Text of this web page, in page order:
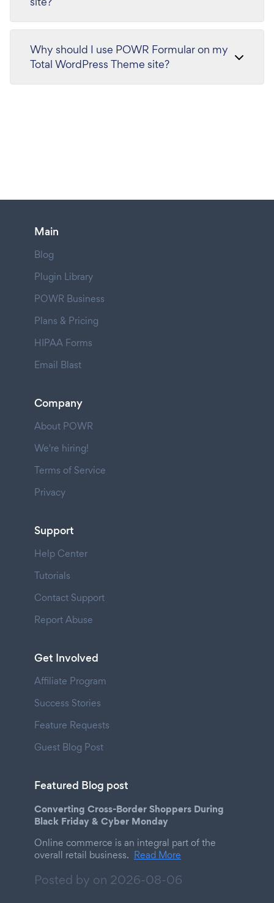
Why should I use POWR Formular on my
Total WordPress Theme site?
Main
Blog
Plugin Library
POWR Business
Plans & Pricing
HIPAA Forms
Email Blast
Company
About POWR
We're hiring!
Terms of Service
Privacy
Support
Help Center
Tutorials
Contact Support
Report Abuse
Get Involved
Affiliate Program
Success Stories
Feature Requests
Guest Blog Post
Featured Blog post
Converting Cross-Border Shoppers During
Black Friday & Cyber Monday
Online commerce is an integral part of the
overall retail business. Read More
Posted by on 2026-08-06